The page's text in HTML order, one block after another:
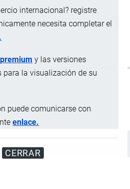
internacional? registre
necesita completar el
premium y las versiones
para la visualización de su
puede comunicarse con
enlace.
CERRAR
2024